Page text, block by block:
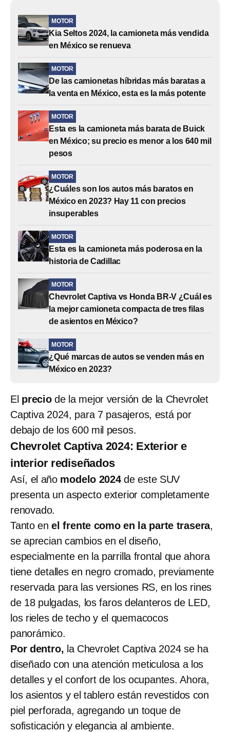
MOTOR
Kia Seltos 2024, la camioneta más vendida
en México se renueva
MOTOR
De las camionetas híbridas más baratas a
la venta en México, esta es la más potente
MOTOR
Esta es la camioneta más barata de Buick
en México; su precio es menor a los 640 mil
pesos
MOTOR
¿Cuáles son los autos más baratos en
México en 2023? Hay 11 con precios
insuperables
MOTOR
Esta es la camioneta más poderosa en la
historia de Cadillac
MOTOR
Chevrolet Captiva vs Honda BR-V ¿Cuál es
la mejor camioneta compacta de tres filas
de asientos en México?
MOTOR
¿Qué marcas de autos se venden más en
México en 2023?
El preciode la mejor versión de la Chevrolet
Captiva 2024, para 7 pasajeros, está por
debajo de los 600 mil pesos.
Chevrolet Captiva 2024: Exterior e
interior rediseñados
Así, el año modelo 2024de este SUV
presenta un aspecto exterior completamente
renovado.
Tanto enel frente como en la parte trasera,
se aprecian cambios en el diseño,
especialmente en la parrilla frontal que ahora
tiene detalles en negro cromado, previamente
reservada para las versiones RS, en los rines
de 18 pulgadas, los faros delanteros de LED,
los rieles de techo y el quemacocos
panorámico.
Por dentro, la Chevrolet Captiva 2024 se ha
diseñado con una atención meticulosa a los
detalles y el confort de los ocupantes. Ahora,
los asientos y el tablero están revestidos con
piel perforada, agregando un toque de
sofisticación y elegancia al ambiente.